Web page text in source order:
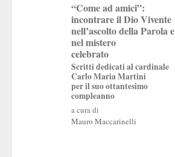
“Come ad amici”:
incontrare il Dio Vivente
nell’ascolto della Parola e
nel mistero
celebrato
Scritti dedicati al cardinale
Carlo Maria Martini
per il suo ottantesimo
compleanno
a cura di
Mauro Maccarinelli